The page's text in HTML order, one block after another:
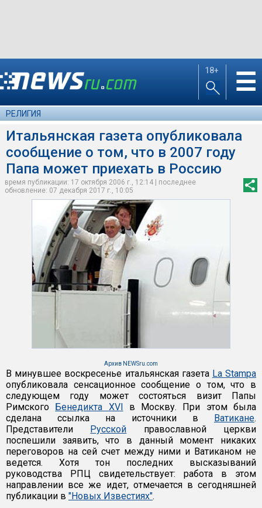
18+ ☰
РЕЛИГИЯ
Итальянская газета опубликовала
сообщение о том, что в 2007 году
Папа может приехать в Россию
время публикации: 17 октября 2006 г., 12:14 | последнее
обновление: 07 декабря 2017 г., 10:05
Архив NEWSru.com
В минувшее воскресенье итальянская газета La Stampa
опубликовала сенсационное сообщение о том, что в
следующем году может состояться визит Папы
Римского Бенедикта XVI в Москву. При этом была
сделана ссылка на источники в Ватикане.
Представители Русской православной церкви
поспешили заявить, что в данный момент никаких
переговоров на сей счет между ними и Ватиканом не
ведется. Хотя тон последних высказываний
руководства РПЦ свидетельствует: работа в этом
направлении все же идет, отмечается в сегодняшней
публикации в "Новых Известиях".